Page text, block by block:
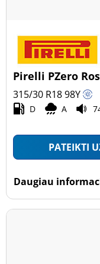
Lengvasis
Visureigis (0)
Mažas
Motociklas
Padanga
Daugiau
Pirelli PZero
315/30 R1898Y
D A
PATEIKTI
Daugiau